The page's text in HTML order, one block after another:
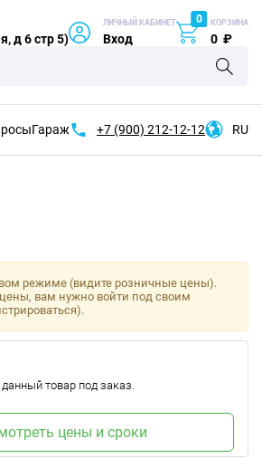
д 6 стр 5)
ЛИЧНЫЙ КАБИНЕТ
Вход
0 КОРЗИНА
0 ₽
Гараж +7 (900) 212-12-12 RU
режиме (видите розничные цены).
вам нужно войти под своим
товар под заказ.
цены и сроки